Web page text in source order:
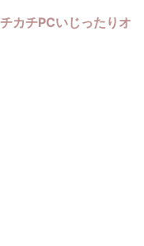
カチPCいじったりオ